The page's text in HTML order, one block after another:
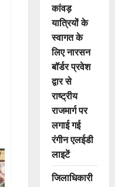
कांवड़
यात्रियों के
स्वागत के
लिए नारसन
बॉर्डर प्रवेश
द्वार से
राष्ट्रीय
राजमार्ग पर
लगाई गई
रंगीन एलईडी
लाइटें
जिलाधिकारी